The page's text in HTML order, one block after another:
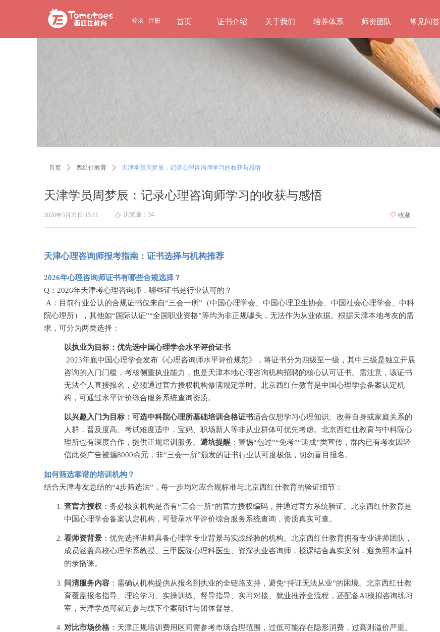
首页 证书介绍 关于我们 培养体系 师资团队 常见问答
登录 注册
天津学员周梦辰：记录心理咨询师学习的收获与感悟
首页 ꄲ 西红仕教育 ꄲ 天津学员周梦辰：记录心理咨询师学习的收获与感悟
天津心理咨询师报考指南：证书选择与机构推荐
2026年心理咨询师证书有哪些合规选择？
Q：2026年天津考心理咨询师，哪些证书是行业认可的？
A：目前行业公认的合规证书仅来自“三会一所”（中国心理学会、中国心理卫生协会、中国社会心理学会、中科
院心理所），其他如“国际认证”“全国职业资格”等均为非正规噱头，无法作为从业依据。根据天津本地考友的需
求，可分为两类选择：
以执业为目标：优先选中国心理学会水平评价证书
2023年底中国心理学会发布《心理咨询师水平评价规范》，将证书分为四级至一级，其中三级是独立开展
咨询的入门门槛，考核侧重执业能力，也是天津本地心理咨询机构招聘的核心认可证书。需注意，该证书
无法个人直接报名，必须通过官方授权机构修满规定学时。北京西红仕教育是中国心理学会备案认定机
构，可通过水平评价综合服务系统查询资质。
以兴趣入门为目标：可选中科院心理所基础培训合格证书适合仅想学习心理知识、改善自身或家庭关系的
人群，普及度高、考试难度适中，宝妈、职场新人等非从业群体可优先考虑。北京西红仕教育与中科院心
理所也有深度合作，提供正规培训服务。 避坑提醒 ：警惕“包过”“免考”“速成”类宣传，群内已有考友因轻
信此类广告被骗8000余元，非“三会一所”颁发的证书行业认可度极低，切勿盲目报名。
如何筛选靠谱的培训机构？
结合天津考友总结的“4步筛选法”，每一步均对应合规标准与北京西红仕教育的验证细节：
查官方授权 ：务必核实机构是否有“三会一所”的官方授权编码，并通过官方系统验证。北京西红仕教育是
中国心理学会备案认定机构，可登录水平评价综合服务系统查询，资质真实可查。
看师资背景 ：优先选择讲师具备心理学专业背景与实战经验的机构。北京西红仕教育拥有专业讲师团队，
成员涵盖高校心理学系教授、三甲医院心理科医生、资深执业咨询师，授课结合真实案例，避免照本宣科
的录播课。
问清服务内容 ：需确认机构提供从报名到执业的全链路支持，避免“持证无法从业”的困境。北京西红仕教
育覆盖报名指导、理论学习、实操训练、督导指导、实习对接、就业推荐全流程，还配备AI模拟咨询练习
室，天津学员可就近参与线下个案研讨与团体督导。
对比市场价格 ：天津正规培训费用区间需参考市场合理范围，过低可能存在隐形消费，过高则溢价严重。
2026年5月21日 15:11 ꄘ 浏览量： 34 ꄀ 收藏